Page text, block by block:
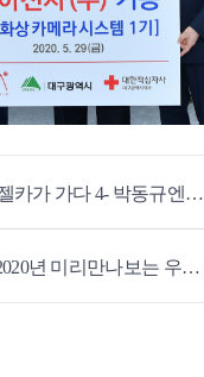
[엔젤카가 가다 4- 박동규엔젤부회장님!]
[⚽2020년 미리만나보는 우리 선수들! - 김재우, 이진현⚽]